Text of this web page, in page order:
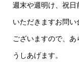
週末や週明け、祝
いただきますお問
ございますので、
うしあげます。